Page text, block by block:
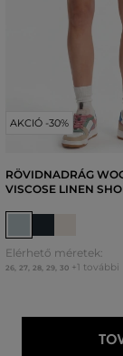
AKCIÓ -30%
RÖVIDNADRÁG
VISCOSE LINEN
Elérhető méretek:
26, 27 28, 29, 30 +1 további